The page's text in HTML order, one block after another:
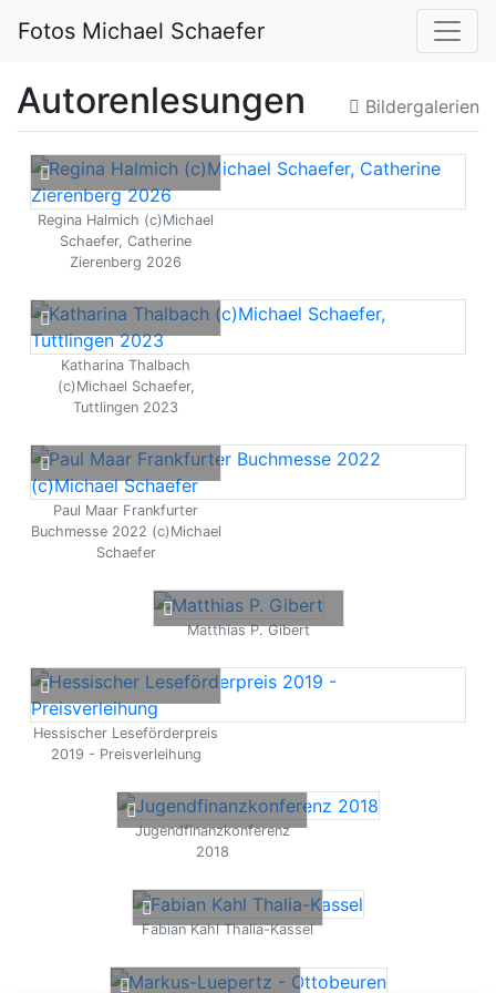
Fotos Michael Schaefer
Bildergalerien
Autorenlesungen
Regina Halmich (c)Michael
Schaefer, Catherine
Zierenberg 2026
Katharina Thalbach
(c)Michael Schaefer,
Tuttlingen 2023
Paul Maar Frankfurter
Buchmesse 2022 (c)Michael
Schaefer
Matthias P. Gibert
Hessischer Leseförderpreis
2019 - Preisverleihung
Jugendfinanzkonferenz
2018
Fabian Kahl Thalia-Kassel